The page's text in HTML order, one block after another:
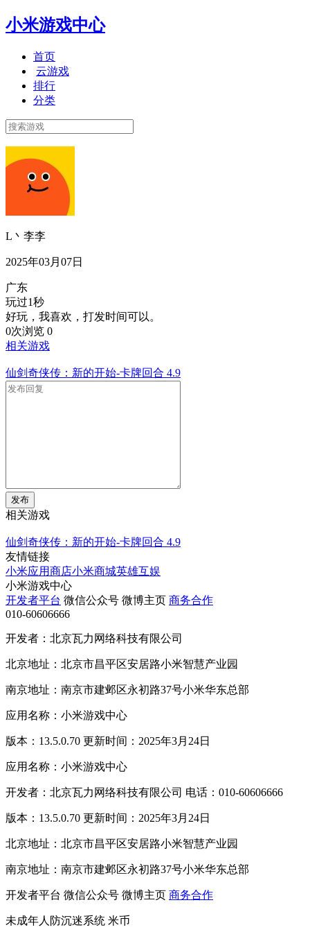
小米游戏中心
首页
云游戏
排行
分类
L丶李李
2025年03月07日
广东
玩过1秒
好玩，我喜欢，打发时间可以。
0次浏览 0
相关游戏
仙剑奇侠传：新的开始-卡牌回合 4.9
发布
相关游戏
仙剑奇侠传：新的开始-卡牌回合 4.9
友情链接
小米应用商店小米商城英雄互娱
小米游戏中心
开发者平台 微信公众号 微博主页 商务合作
010-60606666
开发者：北京瓦力网络科技有限公司
北京地址：北京市昌平区安居路小米智慧产业园
南京地址：南京市建邺区永初路37号小米华东总部
应用名称：小米游戏中心
版本：13.5.0.70 更新时间：2025年3月24日
应用名称：小米游戏中心
开发者：北京瓦力网络科技有限公司 电话：010-60606666
版本：13.5.0.70 更新时间：2025年3月24日
北京地址：北京市昌平区安居路小米智慧产业园
南京地址：南京市建邺区永初路37号小米华东总部
开发者平台 微信公众号 微博主页 商务合作
未成年人防沉迷系统 米币